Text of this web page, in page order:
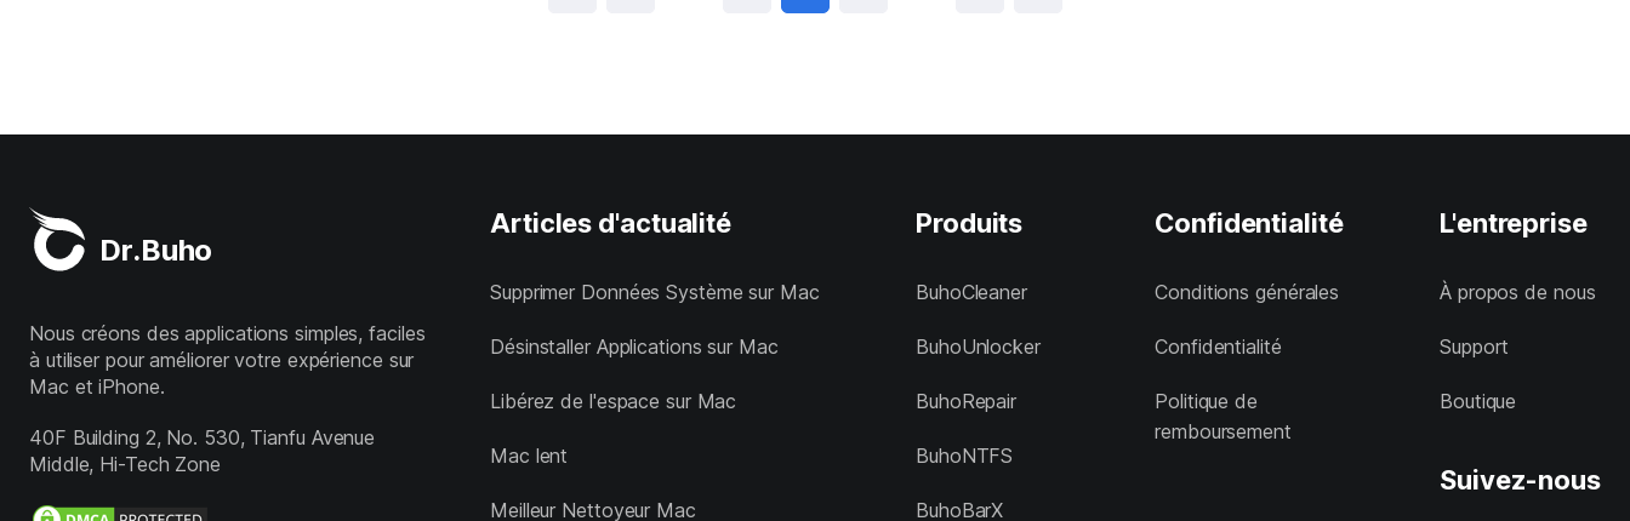
Dr.Buho
Nous créons des applications simples, faciles
à utiliser pour améliorer votre expérience sur
Mac et iPhone.
40F Building 2, No. 530, Tianfu Avenue
Middle, Hi-Tech Zone
Articles d'actualité
Supprimer Données Système sur Mac
Désinstaller Applications sur Mac
Libérez de l'espace sur Mac
Mac lent
Meilleur Nettoyeur Mac
Produits
BuhoCleaner
BuhoUnlocker
BuhoRepair
BuhoNTFS
BuhoBarX
Confidentialité
Conditions générales
Confidentialité
Politique de
remboursement
L'entreprise
À propos de nous
Support
Boutique
Suivez-nous